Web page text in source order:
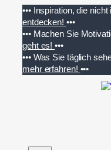
Inhalt
springen
••• Inspiration, die
entdecken! •••
••• Machen Sie
geht es!•••
••• Was Sie täglich
mehr erfahren! •••